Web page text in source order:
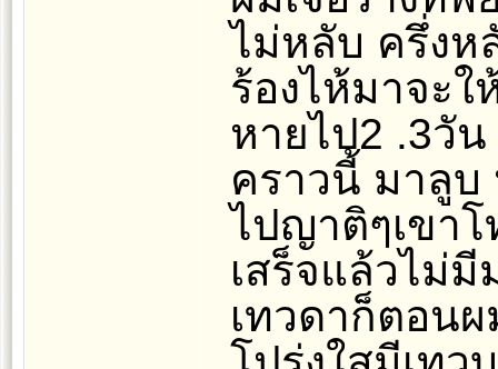
ไม่หลับ ครึ่งห
ร้องไห้มาจะ
หายไป2 .3วั
คราวนี้ มาลูบ
ไปญาติๆเขา
เสร็จแล้วไม่มี
เทวดาก็ตอน